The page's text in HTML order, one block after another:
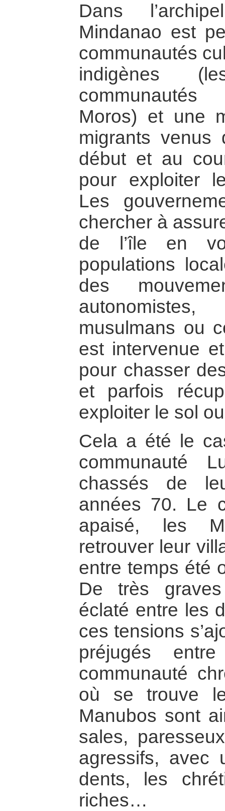
Dans
Mindanao est
communautés
indigènes
Moros) et une
migrants
début et au
pour exploiter
Les
chercher à
de l’île en
populations
des
musulmans ou
est intervenue
pour chasser
et parfois
exploiter le sol
Cela a été le
communauté
chassés de
années 70. Le
apaisé, les
retrouver leur
entre temps été
De très
éclaté entre les
ces tensions
préjugés
communauté
où se trouve
Manubos sont
sales,
agressifs, avec
dents, les
riches…